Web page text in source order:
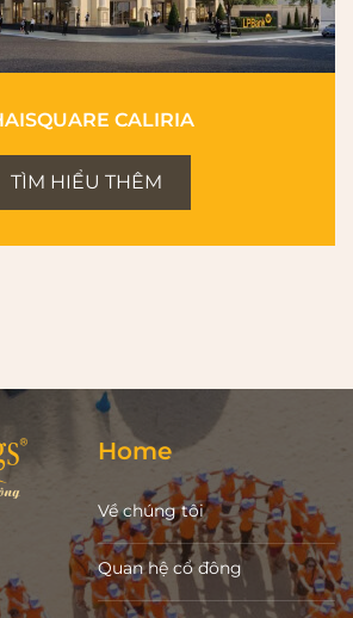
CALIRIA
TÌM HIỂU THÊM
Home
Về chúng tôi
Quan hệ cổ đông